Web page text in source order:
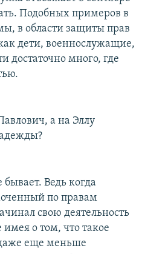
Подобных примеров в
в области защиты прав
дети, военнослужащие,
достаточно много, где
а на Эллу
бывает. Ведь когда
по правам
свою деятельность
имея о том, что такое
еще меньше